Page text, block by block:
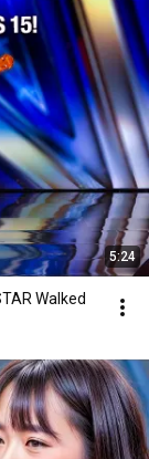
5:24
Walked